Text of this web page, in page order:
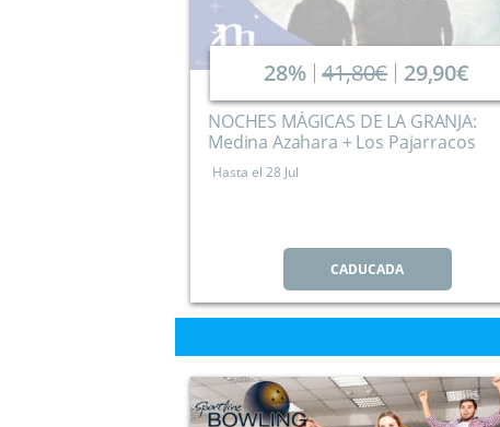
28% 41,80€ 29,90€
NOCHES MÁGICAS DE LA GRANJA:
Medina Azahara + Los Pajarracos
Hasta el 28 Jul
CADUCADA